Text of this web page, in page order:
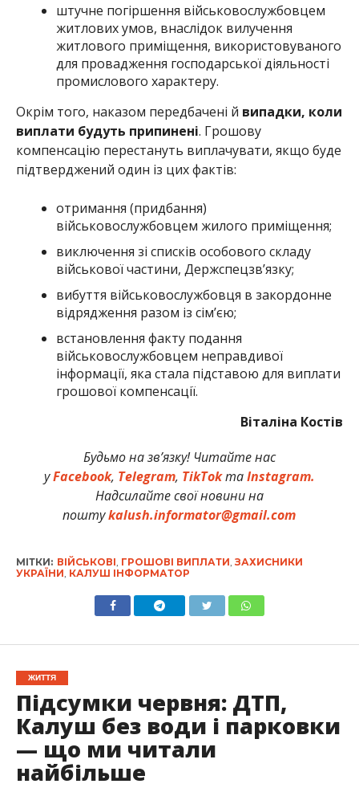
штучне погіршення військовослужбовцем
житлових умов, внаслідок вилучення
житлового приміщення, використовуваного
для провадження господарської діяльності
промислового характеру.
Окрім того, наказом передбачені й випадки, коли
виплати будуть припинені. Грошову
компенсацію перестануть виплачувати, якщо буде
підтверджений один із цих фактів:
отримання (придбання)
військовослужбовцем жилого приміщення;
виключення зі списків особового складу
військової частини, Держспецзв’язку;
вибуття військовослужбовця в закордонне
відрядження разом із сім’єю;
встановлення факту подання
військовослужбовцем неправдивої
інформації, яка стала підставою для виплати
грошової компенсації.
Віталіна Костів
Будьмо на зв’язку! Читайте нас
уFacebook, Telegram, TikTokтаInstagram.
Надсилайте свої новини на
поштуkalush.informator@gmail.com
МІТКИ: ВІЙСЬКОВІ ГРОШОВІ ВИПЛАТИ ЗАХИСНИКИ
УКРАЇНИ КАЛУШ ІНФОРМАТОР
ЖИТТЯ
Підсумки червня: ДТП,
Калуш без води і парковки
— що ми читали
найбільше